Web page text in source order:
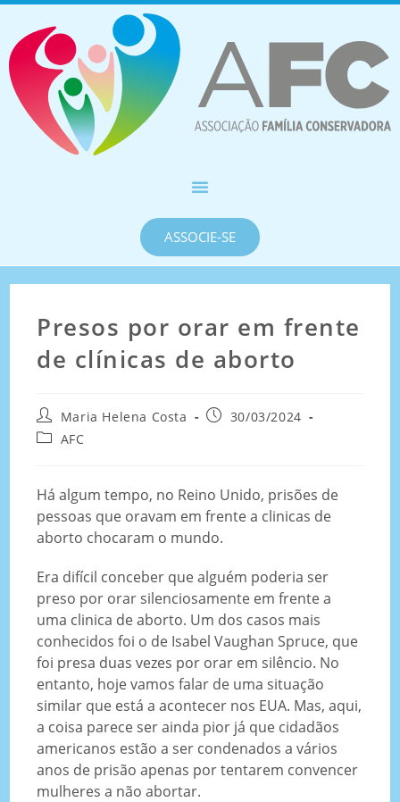
ASSOCIE-SE
Presos por orar em frente
de clínicas de aborto
Maria Helena Costa
30/03/2024
AFC
Há algum tempo, no Reino Unido, prisões de
pessoas que oravam em frente a clinicas de
aborto chocaram o mundo.
Era difícil conceber que alguém poderia ser
preso por orar silenciosamente em frente a
uma clinica de aborto. Um dos casos mais
conhecidos foi o de Isabel Vaughan Spruce, que
foi presa duas vezes por orar em silêncio. No
entanto, hoje vamos falar de uma situação
similar que está a acontecer nos EUA. Mas, aqui,
a coisa parece ser ainda pior já que cidadãos
americanos estão a ser condenados a vários
anos de prisão apenas por tentarem convencer
mulheres a não abortar.